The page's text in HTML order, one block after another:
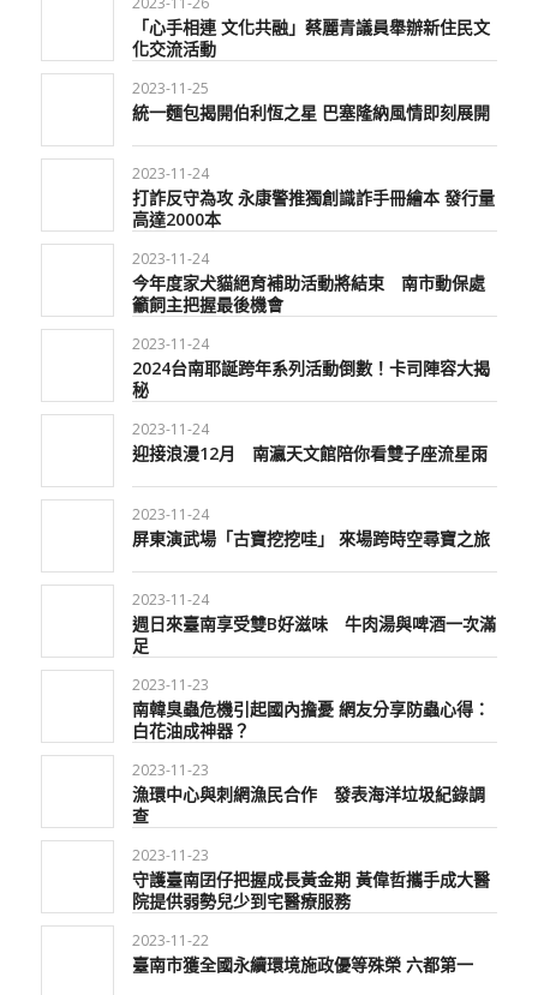
「心手相連 文化共融」蔡麗青議員舉辦新住民文
化交流活動
2023-11-25
統一麵包揭開伯利恆之星 巴塞隆納風情即刻展開
2023-11-24
打詐反守為攻 永康警推獨創識詐手冊繪本 發行量
高達2000本
2023-11-24
今年度家犬貓絕育補助活動將結束 南市動保處
籲飼主把握最後機會
2023-11-24
2024台南耶誕跨年系列活動倒數！卡司陣容大揭
秘
2023-11-24
迎接浪漫12月 南瀛天文館陪你看雙子座流星雨
2023-11-24
屏東演武場「古寶挖挖哇」 來場跨時空尋寶之旅
2023-11-24
週日來臺南享受雙B好滋味 牛肉湯與啤酒一次滿
足
2023-11-23
南韓臭蟲危機引起國內擔憂 網友分享防蟲心得：
白花油成神器？
2023-11-23
漁環中心與刺網漁民合作 發表海洋垃圾紀錄調
查
2023-11-23
守護臺南囝仔把握成長黃金期 黃偉哲攜手成大醫
院提供弱勢兒少到宅醫療服務
2023-11-22
臺南市獲全國永續環境施政優等殊榮 六都第一